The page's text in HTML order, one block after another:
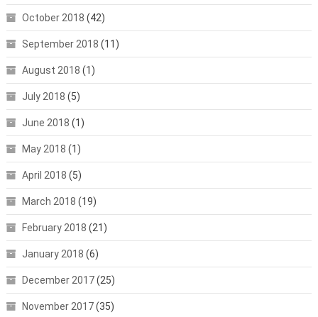
October 2018 (42)
September 2018 (11)
August 2018 (1)
July 2018 (5)
June 2018 (1)
May 2018 (1)
April 2018 (5)
March 2018 (19)
February 2018 (21)
January 2018 (6)
December 2017(25)
November 2017(35)